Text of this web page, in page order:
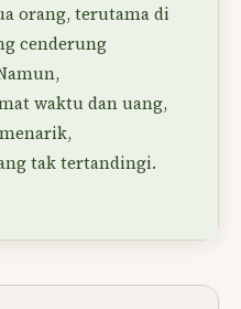
orang, terutama di
cenderung
waktu dan uang,
tak tertandingi.